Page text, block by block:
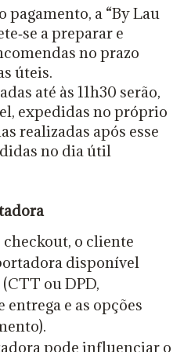
pagamento, a “By Lau
a preparar e
no prazo
úteis.
até às 11h30 serão,
expedidas no próprio
realizadas após esse
no dia útil
o cliente
disponível
ou DPD,
entrega e as opções
pode influenciar o